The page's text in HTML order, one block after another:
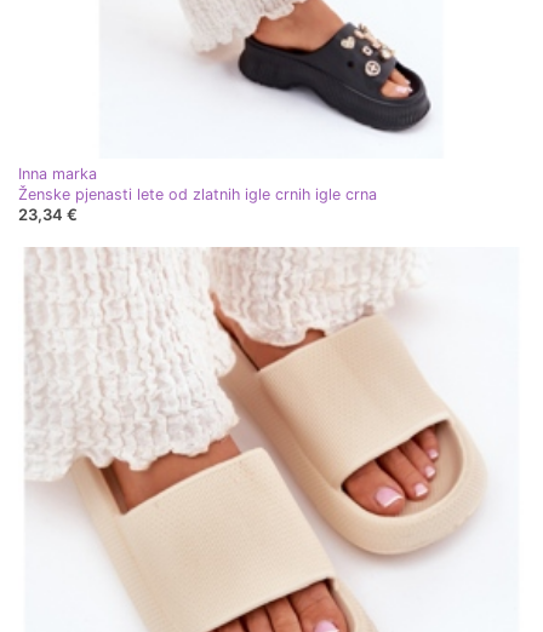
Inna marka
Ženske pjenasti lete od zlatnih igle crnih igle crna
23,34 €